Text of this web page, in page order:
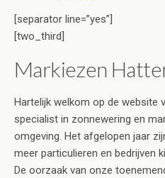
[separator line=”yes”]
[two_third]
Markiezen
Hartelijk welkom op de website
specialist in zonnewering en
omgeving. Het afgelopen jaar
meer particulieren en bedrijven
De oorzaak van onze